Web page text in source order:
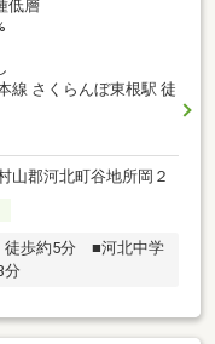
低層
線 さくらんぼ東根駅 徒
山郡河北町谷地所岡２
歩約5分 ■河北中学